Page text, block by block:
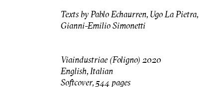
Texts by Pablo Echaurren, Ugo La Pietra,
Gianni-Emilio Simonetti
Viaindustriae (Foligno) 2020
English, Italian
Softcover, 544 pages